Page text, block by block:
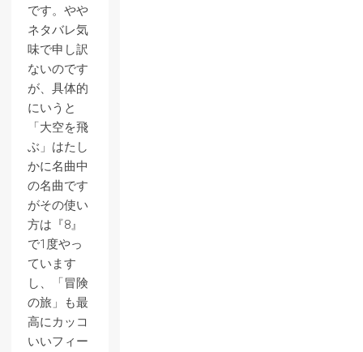
です。やや
ネタバレ気
味で申し訳
ないのです
が、具体的
にいうと
「大空を飛
ぶ」はたし
かに名曲中
の名曲です
がその使い
方は『8』
で1度やっ
ています
し、「冒険
の旅」も最
高にカッコ
いいフィー